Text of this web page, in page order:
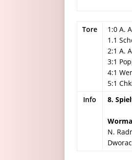
Tore
1:0 A.
1.1
2:1 A.
3:1
4:1
5:1
Info
8.
N.